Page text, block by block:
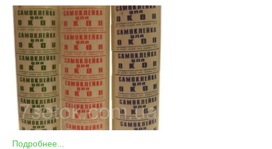
Подробнее...